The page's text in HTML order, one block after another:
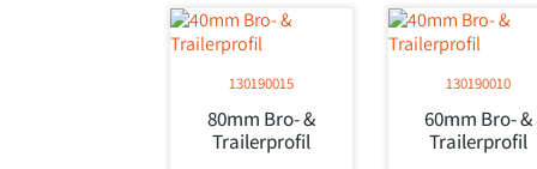
130190015
80mm Bro- &
Trailerprofil
130190010
60mm Bro- &
Trailerprofil